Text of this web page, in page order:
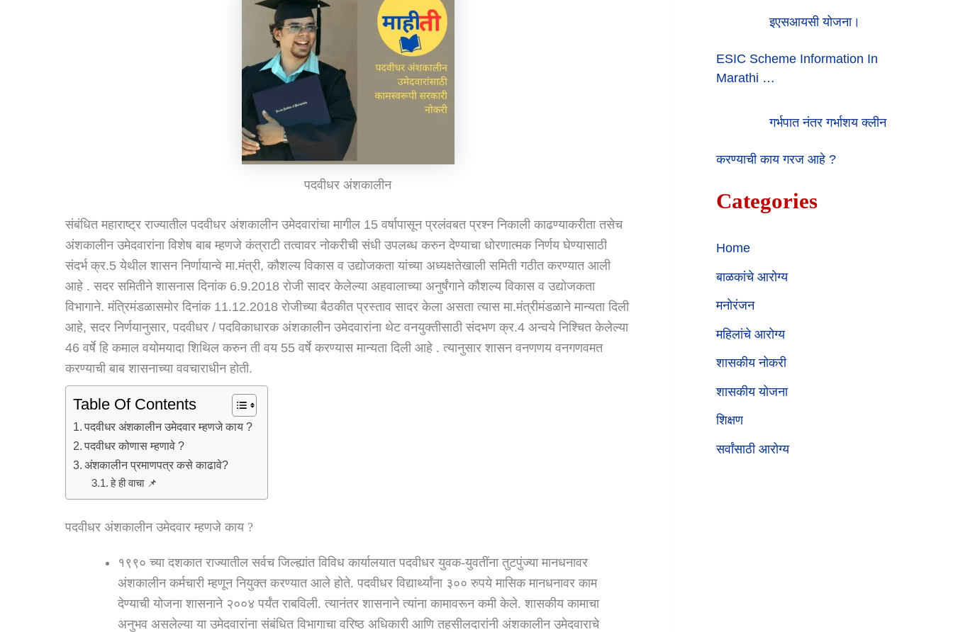
पदवीधर अंशकालीन
संबंधित महाराष्ट्र राज्यातील पदवीधर अंशकालीन उमेदवारांचा मागील 15 वर्षापासून प्रलंवबत प्रश्न निकाली काढण्याकरीता तसेच
अंशकालीन उमेदवारांना विशेष बाब म्हणजे कंत्राटी तत्वावर नोकरीची संधी उपलब्ध करुन देण्याचा धोरणात्मक निर्णय घेण्यासाठी
संदर्भ क्र.5 येथील शासन निर्णायान्वे मा.मंत्री, कौशल्य विकास व उद्योजकता यांच्या अध्यक्षतेखाली समिती गठीत करण्यात आली
आहे . सदर समितीने शासनास दिनांक 6.9.2018 रोजी सादर केलेल्या अहवालाच्या अनुर्षंगाने कौशल्य विकास व उद्योजकता
विभागाने. मंत्रिमंडळासमोर दिनांक 11.12.2018 रोजीच्या बैठकीत प्रस्ताव सादर केला असता त्यास मा.मंत्रीमंडळाने मान्यता दिली
आहे, सदर निर्णयानुसार, पदवीधर / पदविकाधारक अंशकालीन उमेदवारांना थेट वनयुक्तीसाठी संदभण क्र.4 अन्वये निश्चित केलेल्या
46 वर्षे हि कमाल वयोमयादा शिथिल करुन ती वय 55 वर्षे करण्यास मान्यता दिली आहे . त्यानुसार शासन वनणणय वनगणवमत
करण्याची बाब शासनाच्या ववचाराधीन होती.
Table Of Contents
पदवीधर अंशकालीन उमेदवार म्हणजे काय ?
पदवीधर कोणास म्हणावे ?
अंशकालीन प्रमाणपत्र कसे काढावे?
हे ही वाचा 📌
पदवीधर अंशकालीन उमेदवार म्हणजे काय ?
१९९० च्या दशकात राज्यातील सर्वच जिल्ह्यांत विविध कार्यालयात पदवीधर युवक-युवतींना तुटपुंज्या मानधनावर
अंशकालीन कर्मचारी म्हणून नियुक्त करण्यात आले होते. पदवीधर विद्यार्थ्यांना ३०० रुपये मासिक मानधनावर काम
देण्याची योजना शासनाने २००४ पर्यंत राबविली. त्यानंतर शासनाने त्यांना कामावरून कमी केले. शासकीय कामाचा
अनुभव असलेल्या या उमेदवारांना संबंधित विभागाचा वरिष्ठ अधिकारी आणि तहसीलदारांनी अंशकालीन उमेदवाराचे
इएसआयसी योजना।
ESIC Scheme Information In
Marathi …
गर्भपात नंतर गर्भाशय क्लीन
करण्याची काय गरज आहे ?
Categories
Home
बाळकांचे आरोग्य
मनोरंजन
महिलांचे आरोग्य
शासकीय नोकरी
शासकीय योजना
शिक्षण
सर्वांसाठी आरोग्य